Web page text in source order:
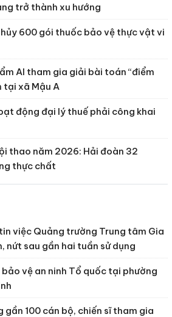
trở thành xu hướng
600 gói thuốc bảo vệ thực vật vi
AI tham gia giải bài toán “điểm
tại xã Mậu A
động đại lý thuế phải công khai
thao năm 2026: Hải đoàn 32
thực chất
việc Quảng trường Trung tâm Gia
nứt sau gần hai tuần sử dụng
vệ an ninh Tổ quốc tại phường
gần 100 cán bộ, chiến sĩ tham gia